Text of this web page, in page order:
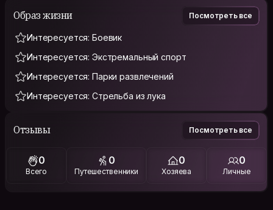
Образ жизни Посмотреть все
Интересуется: Боевик
Интересуется: Экстремальный спорт
Интересуется: Парки развлечений
Интересуется: Стрельба из лука
Отзывы Посмотреть все
0
Всего
0
Путешественники
0
Хозяева
0
Личные